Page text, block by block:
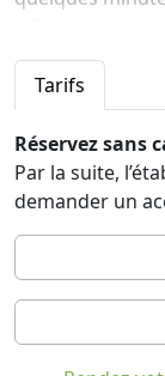
d'Italie, Assise
minutes),
La maison est
une forêt de
la sauge et le
domaines. Pour
ravis de vous
est menant à
installations de
accessible en
A proximité se
Tarifs
Réservez sans
Par la suite,
demander un